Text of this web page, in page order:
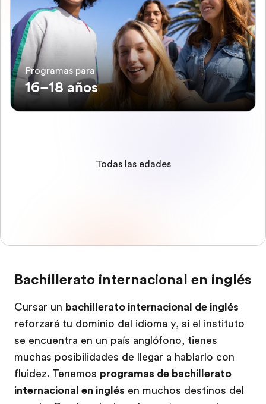
Programas para
16–18 años
Todas las edades
Bachillerato internacional en inglés
Cursar un bachillerato internacional de inglés
reforzará tu dominio del idioma y, si el instituto
se encuentra en un país anglófono, tienes
muchas posibilidades de llegar a hablarlo con
fluidez. Tenemos programas de bachillerato
internacional en inglés en muchos destinos del